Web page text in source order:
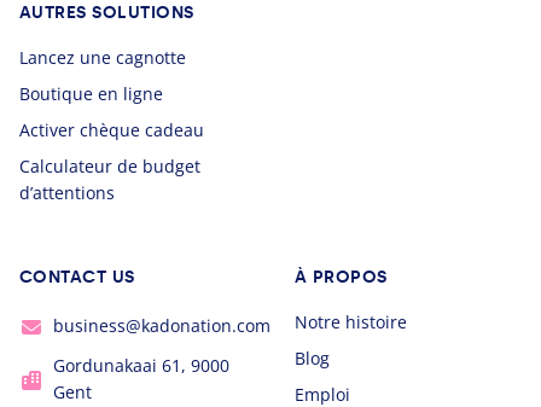
AUTRES SOLUTIONS
Lancez une cagnotte
Boutique en ligne
Activer chèque cadeau
Calculateur de budget
d’attentions
CONTACT US
business@kadonation.com
Gordunakaai 61, 9000
Gent
À PROPOS
Notre histoire
Blog
Emploi